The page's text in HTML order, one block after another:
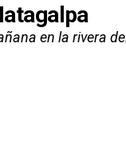
en la rivera